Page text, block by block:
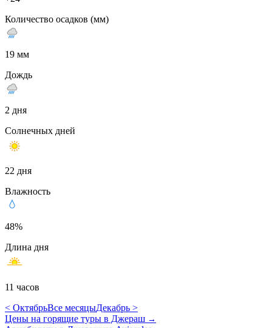
Количество осадков (мм)
19 мм
Дождь
2 дня
Солнечных дней
22 дня
Влажность
48%
Длина дня
11 часов
< ОктябрьВсе месяцыДекабрь >
Цены на горящие туры в Джераш →